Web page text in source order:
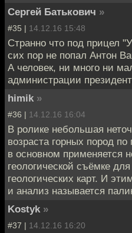
Сергей Батькович »
#35 | 14.12.16 15:48
Странно что под прицел
сих пор не попал Антон
А человек, ни много ни
администрации
himik »
#36 | 14.12.16 16:04
В ролике небольшая
возраста горных пород
в основном применяется
геологической съёмке
геологических карт. И
и анализ называется
Kostyk »
#37 | 14.12.16 16:20